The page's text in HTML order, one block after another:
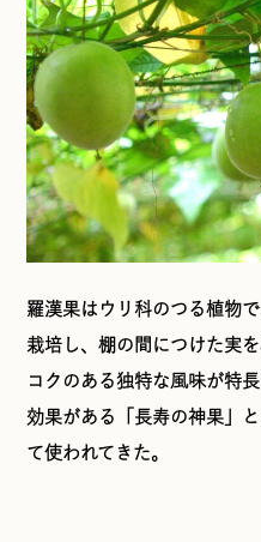
羅漢果はウリ科のつる植物
栽培し、棚の間につけた実
コクのある独特な風味が特
効果がある「長寿の神果」
て使われてきた。